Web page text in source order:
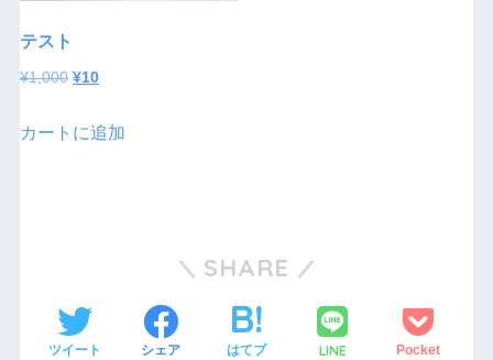
テスト
¥1,000 ¥10
カートに追加
SHARE
ツイート シェア はてブ LINE Pocket